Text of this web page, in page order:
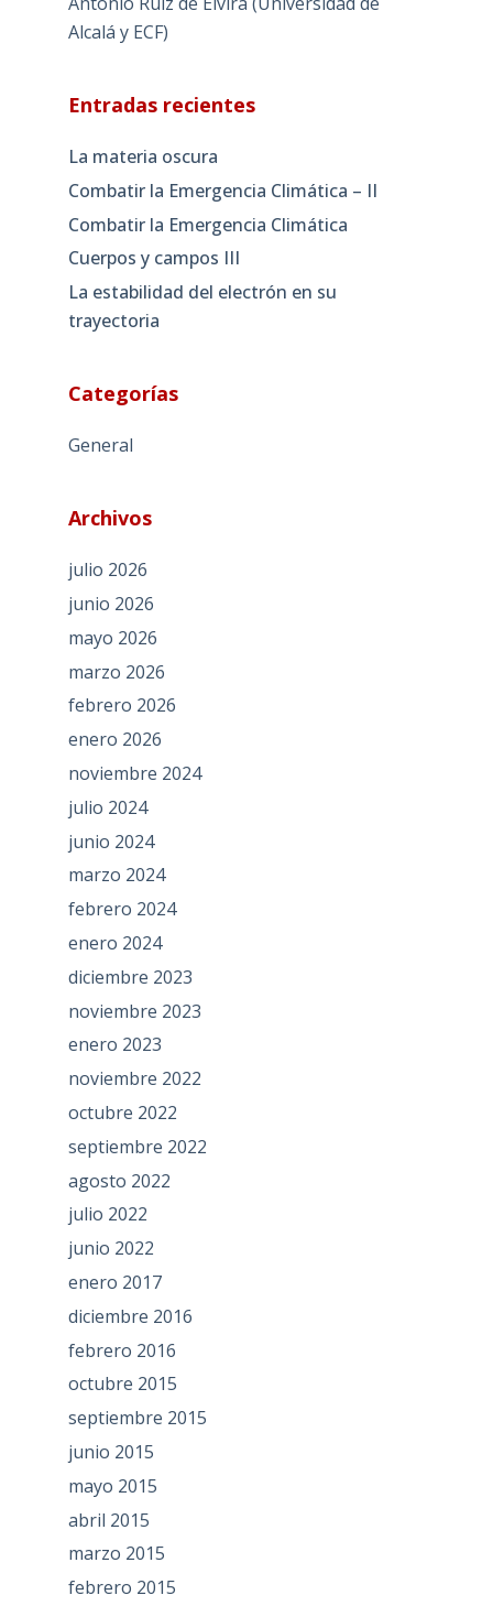
Alcalá y ECF)
Entradas recientes
La materia oscura
Combatir la Emergencia Climática – II
Combatir la Emergencia Climática
Cuerpos y campos III
La estabilidad del electrón en su
trayectoria
Categorías
General
Archivos
julio 2026
junio 2026
mayo 2026
marzo 2026
febrero 2026
enero 2026
noviembre 2024
julio 2024
junio 2024
marzo 2024
febrero 2024
enero 2024
diciembre 2023
noviembre 2023
enero 2023
noviembre 2022
octubre 2022
septiembre 2022
agosto 2022
julio 2022
junio 2022
enero 2017
diciembre 2016
febrero 2016
octubre 2015
septiembre 2015
junio 2015
mayo 2015
abril 2015
marzo 2015
febrero 2015